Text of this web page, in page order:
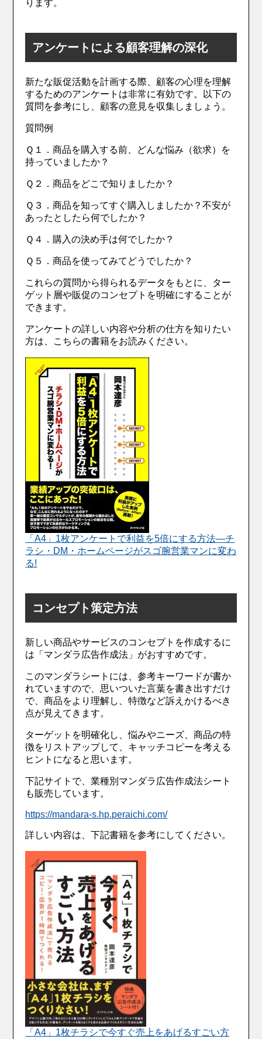
ります。
アンケートによる顧客理解の深化
新たな販促活動を計画する際、顧客の心理を理解
するためのアンケートは非常に有効です。以下の
質問を参考にし、顧客の意見を収集しましょう。
質問例
Ｑ１．商品を購入する前、どんな悩み（欲求）を
持っていましたか？
Ｑ２．商品をどこで知りましたか？
Ｑ３．商品を知ってすぐ購入しましたか？不安が
あったとしたら何でしたか？
Ｑ４．購入の決め手は何でしたか？
Ｑ５．商品を使ってみてどうでしたか？
これらの質問から得られるデータをもとに、ター
ゲット層や販促のコンセプトを明確にすることが
できます。
アンケートの詳しい内容や分析の仕方を知りたい
方は、こちらの書籍をお読みください。
「A4」1枚アンケートで利益を5倍にする方法―チ
ラシ・DM・ホームページがスゴ腕営業マンに変わ
る!
コンセプト策定方法
新しい商品やサービスのコンセプトを作成するに
は「マンダラ広告作成法」がおすすめです。
このマンダラシートには、参考キーワードが書か
れていますので、思いついた言葉を書き出すだけ
で、商品をより理解し、特徴など訴えかけるべき
点が見えてきます。
ターゲットを明確化し、悩みやニーズ、商品の特
徴をリストアップして、キャッチコピーを考える
ヒントになると思います。
下記サイトで、業種別マンダラ広告作成法シート
も販売しています。
https://mandara-s.hp.peraichi.com/
詳しい内容は、下記書籍を参考にしてください。
「A4」1枚チラシで今すぐ売上をあげるすごい方